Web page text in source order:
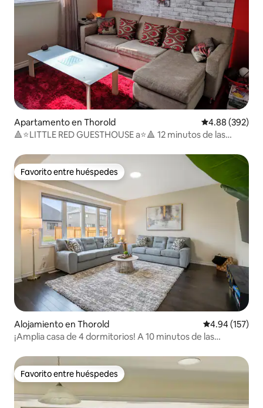
Apartamento en Thorold Calificación
4.88 (392)
🔺⭐LITTLE RED GUESTHOUSE a⭐🔺 12 minutos de las
Favorito entre huéspedes
Favorito entre huéspedes
Alojamiento en Thorold Calificación
4.94 (157)
¡Amplia casa de 4 dormitorios! A 10 minutos de las
Favorito entre huéspedes
Favorito entre huéspedes